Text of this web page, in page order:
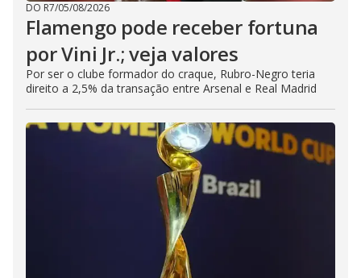
DO R7/05/08/2026
Flamengo pode receber fortuna
por Vini Jr.; veja valores
Por ser o clube formador do craque, Rubro-Negro teria
direito a 2,5% da transação entre Arsenal e Real Madrid